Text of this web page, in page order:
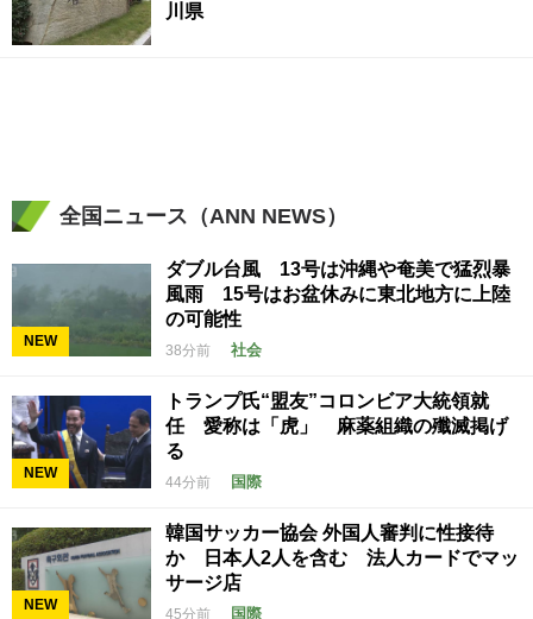
川県
全国ニュース（ANN NEWS）
NEW
ダブル台風 13号は沖縄や奄美で猛烈暴
風雨 15号はお盆休みに東北地方に上陸
の可能性
38分前 社会
NEW
トランプ氏“盟友”コロンビア大統領就
任 愛称は「虎」 麻薬組織の殲滅掲げ
る
44分前 国際
NEW
韓国サッカー協会 外国人審判に性接待
か 日本人2人を含む 法人カードでマッ
サージ店
45分前 国際